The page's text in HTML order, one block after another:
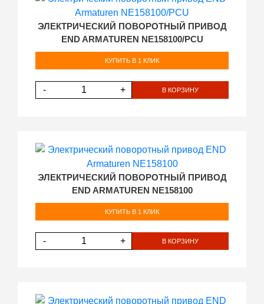
ЭЛЕКТРИЧЕСКИЙ ПОВОРОТНЫЙ ПРИВОД
END ARMATUREN NE158100/PCU
КУПИТЬ В 1 КЛИК
- + В КОРЗИНУ
ЭЛЕКТРИЧЕСКИЙ ПОВОРОТНЫЙ ПРИВОД
END ARMATUREN NE158100
КУПИТЬ В 1 КЛИК
- + В КОРЗИНУ